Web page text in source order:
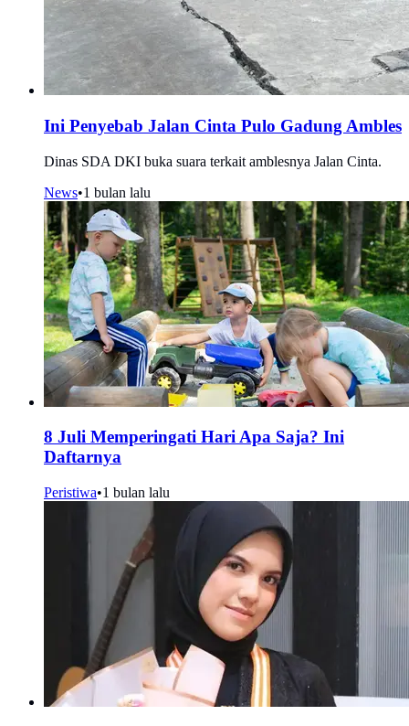
Ini Penyebab Jalan Cinta Pulo Gadung Ambles
Dinas SDA DKI buka suara terkait amblesnya Jalan Cinta.
News•1 bulan lalu
8 Juli Memperingati Hari Apa Saja? Ini
Daftarnya
Peristiwa•1 bulan lalu